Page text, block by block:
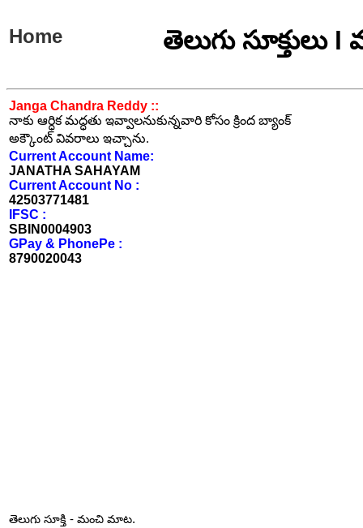
Home తెలుగు
Janga Chandra Reddy ::
నాకు ఆర్ధిక మద్ధతు ఇవ్వాలనుకున్నవారి కోసం క్రింద బ్యాంక్
అక్కౌంట్ వివరాలు ఇచ్చాను.
Current Account Name:
JANATHA SAHAYAM
Current Account No :
42503771481
IFSC :
SBIN0004903
GPay & PhonePe :
8790020043
తెలుగు సూక్తి - మంచి మాట.